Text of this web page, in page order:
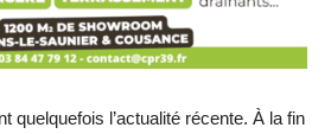
quelquefois l’actualité récente. À la fin